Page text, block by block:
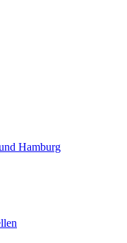
Hamburg